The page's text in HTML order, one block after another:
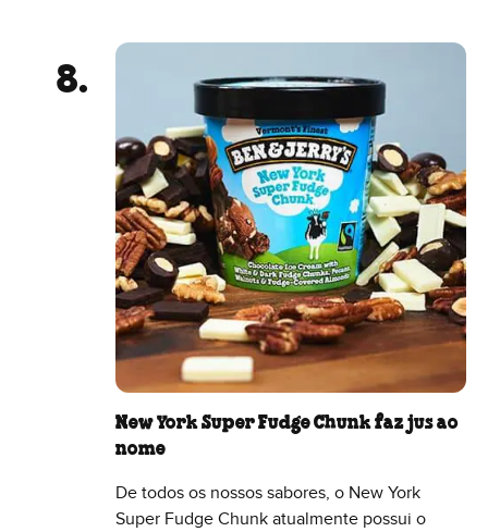
New York Super Fudge Chunk faz jus ao
nome
De todos os nossos sabores, o New York
Super Fudge Chunk atualmente possui o